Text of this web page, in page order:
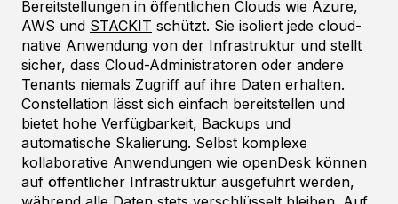
Bereitstellungen in öffentlichen Clouds wie Azure,
AWS und STACKIT schützt. Sie isoliert jede cloud-
native Anwendung von der Infrastruktur und stellt
sicher, dass Cloud-Administratoren oder andere
Tenants niemals Zugriff auf ihre Daten erhalten.
Constellation lässt sich einfach bereitstellen und
bietet hohe Verfügbarkeit, Backups und
automatische Skalierung. Selbst komplexe
kollaborative Anwendungen wie openDesk können
auf öffentlicher Infrastruktur ausgeführt werden,